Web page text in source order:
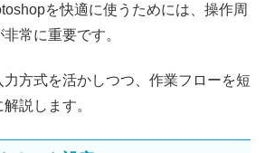
を快適に使うためには、操作周
常に重要です。
方式を活かしつつ、作業フローを短
説します。